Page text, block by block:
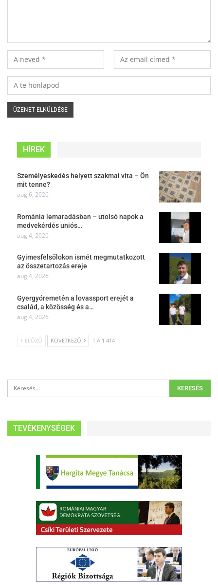
HÍREK
Személyeskedés helyett szakmai vita – Ön
mit tenne?
aug 6, 2026
Románia lemaradásban – utolsó napok a
medvekérdés uniós…
aug 4, 2026
Gyimesfelsőlokon ismét megmutatkozott
az összetartozás ereje
aug 4, 2026
Gyergyóremetén a lovassport erejét a
család, a közösség és a…
aug 4, 2026
ELŐZŐ KÖVETKEZŐ 1 A 1 414
TEVÉKENYSÉGEK